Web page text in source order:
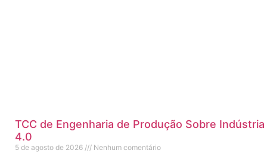
TCC de Engenharia de Produção Sobre Indústria
4.0
5 de agosto de 2026 Nenhum comentário